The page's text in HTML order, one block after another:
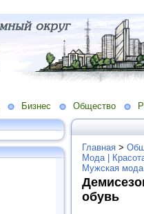
Бизнес Общество
Главная >
Мода |
Мужская мода
обувь